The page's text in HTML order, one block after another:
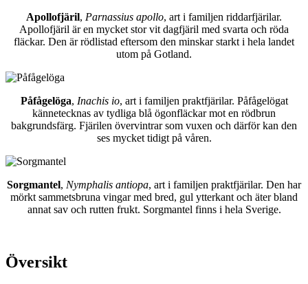
Apollofjäril, Parnassius apollo, art i familjen riddarfjärilar.
Apollofjäril är en mycket stor vit dagfjäril med svarta och röda
fläckar. Den är rödlistad eftersom den minskar starkt i hela landet
utom på Gotland.
Påfågelöga, Inachis io, art i familjen praktfjärilar. Påfågelögat
kännetecknas av tydliga blå ögonfläckar mot en rödbrun
bakgrundsfärg. Fjärilen övervintrar som vuxen och därför kan den
ses mycket tidigt på våren.
Sorgmantel, Nymphalis antiopa, art i familjen praktfjärilar. Den har
mörkt sammetsbruna vingar med bred, gul ytterkant och äter bland
annat sav och rutten frukt. Sorgmantel finns i hela Sverige.
Översikt